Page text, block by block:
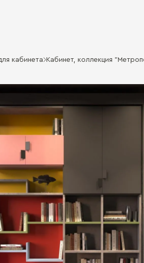
кабинета Кабинет, коллекция